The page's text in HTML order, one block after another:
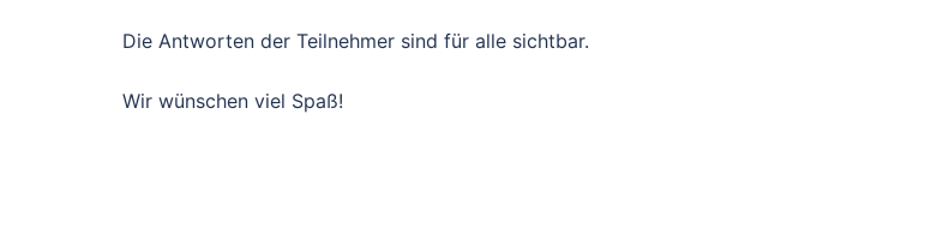
Die Antworten der Teilnehmer sind für alle sichtbar.
Wir wünschen viel Spaß!